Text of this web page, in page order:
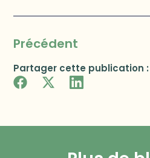
Précédent
Partager cette publication :